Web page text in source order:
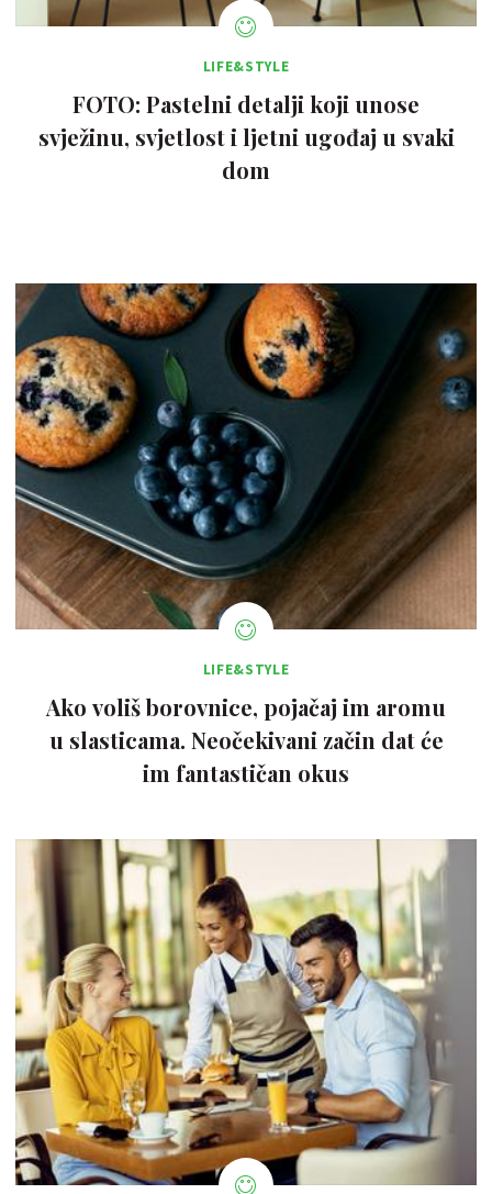
LIFE&STYLE
FOTO: Pastelni detalji koji unose
svježinu, svjetlost i ljetni ugođaj u svaki
dom
LIFE&STYLE
Ako voliš borovnice, pojačaj im aromu
u slasticama. Neočekivani začin dat će
im fantastičan okus